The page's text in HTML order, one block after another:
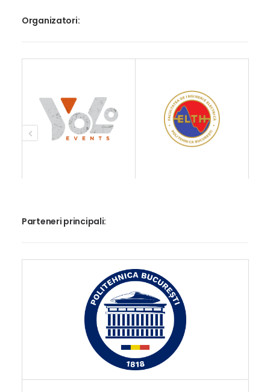
Organizatori:
Parteneri principali: